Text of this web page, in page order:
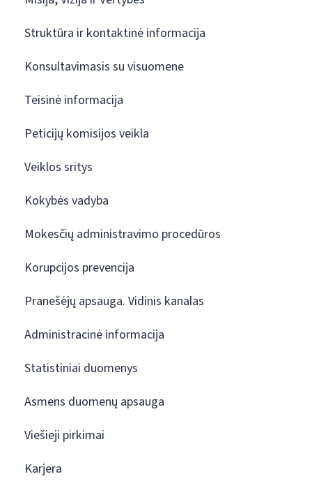
Struktūra ir kontaktinė informacija
Konsultavimasis su visuomene
Teisinė informacija
Peticijų komisijos veikla
Veiklos sritys
Kokybės vadyba
Mokesčių administravimo procedūros
Korupcijos prevencija
Pranešėjų apsauga. Vidinis kanalas
Administracinė informacija
Statistiniai duomenys
Asmens duomenų apsauga
Viešieji pirkimai
Karjera